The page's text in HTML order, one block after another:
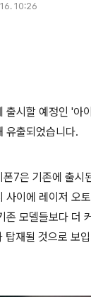
10:26
출시할 예정인 '아
유출되었습니다.
폰7은 기존에 출시
사이에 레이저 오
존 모델들보다 더
재될 것으로 보